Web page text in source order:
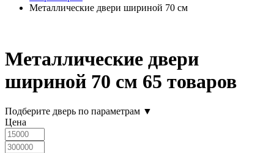
Металлические двери шириной 70 см
Металлические двери
шириной 70 см 65 товаров
Подберите дверь по параметрам ▼
Цена